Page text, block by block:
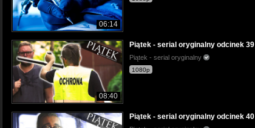
06:14
08:40
Piątek - serial oryginalny odcinek 39
Piątek - serial oryginalny
1080p
Piątek - serial oryginalny odcinek 40